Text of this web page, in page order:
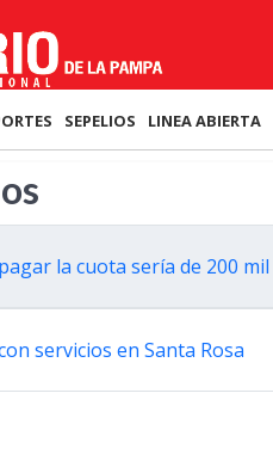
SEPELIOS LINEA ABIERTA
la cuota sería de 200
servicios en Santa Rosa